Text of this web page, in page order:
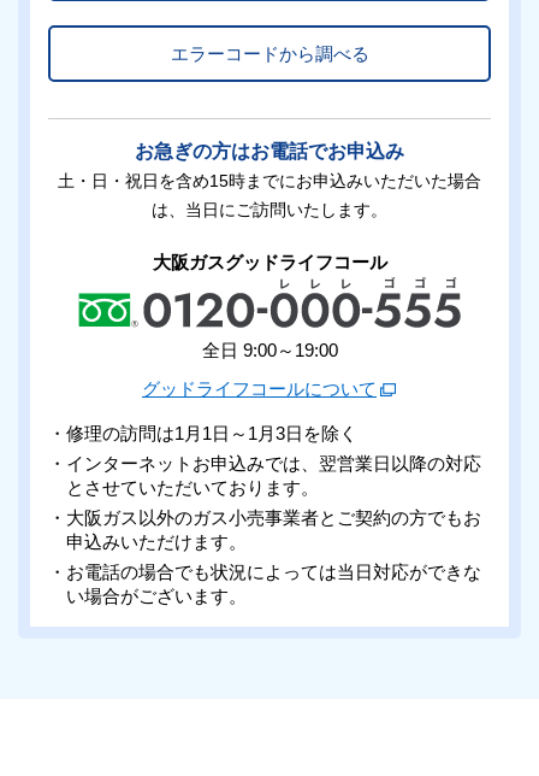
エラーコードから調べる
お急ぎの方はお電話でお申込み
土・日・祝日を含め15時までにお申込みいただいた場合
は、当日にご訪問いたします。
大阪ガスグッドライフコール
全日 9:00～19:00
グッドライフコールについて
・修理の訪問は1月1日～1月3日を除く
・インターネットお申込みでは、翌営業日以降の対応
とさせていただいております。
・大阪ガス以外のガス小売事業者とご契約の方でもお
申込みいただけます。
・お電話の場合でも状況によっては当日対応ができな
い場合がございます。